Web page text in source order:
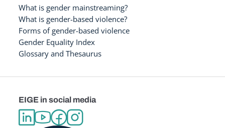
What is gender mainstreaming?
What is gender-based violence?
Forms of gender-based violence
Gender Equality Index
Glossary and Thesaurus
EIGE in social media